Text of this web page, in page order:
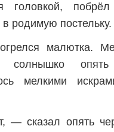
головкой,
в родимую постельку.
малютка.
солнышко
мелкими
— сказал опять